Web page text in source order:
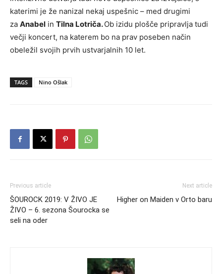
katerimi je že nanizal nekaj uspešnic – med drugimi
za Anabel in Tilna Lotriča.Ob izidu plošče pripravlja tudi
večji koncert, na katerem bo na prav poseben način
obeležil svojih prvih ustvarjalnih 10 let.
TAGS Nino Ošlak
Previous article
ŠOUROCK 2019: V ŽIVO JE
ŽIVO – 6. sezona Šourocka se
seli na oder
Next article
Higher on Maiden v Orto baru